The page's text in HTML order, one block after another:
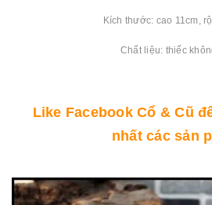
Kích thước: cao 11cm,
Chất liệu: thiếc
Like Facebook Cổ & Cũ
nhất các sản